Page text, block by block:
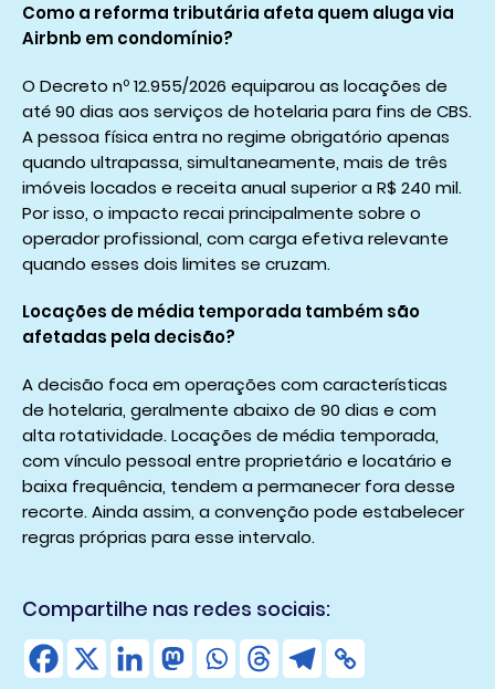
Como a reforma tributária afeta quem aluga via
Airbnb em condomínio?
O Decreto nº 12.955/2026 equiparou as locações de
até 90 dias aos serviços de hotelaria para fins de CBS.
A pessoa física entra no regime obrigatório apenas
quando ultrapassa, simultaneamente, mais de três
imóveis locados e receita anual superior a R$ 240 mil.
Por isso, o impacto recai principalmente sobre o
operador profissional, com carga efetiva relevante
quando esses dois limites se cruzam.
Locações de média temporada também são
afetadas pela decisão?
A decisão foca em operações com características
de hotelaria, geralmente abaixo de 90 dias e com
alta rotatividade. Locações de média temporada,
com vínculo pessoal entre proprietário e locatário e
baixa frequência, tendem a permanecer fora desse
recorte. Ainda assim, a convenção pode estabelecer
regras próprias para esse intervalo.
Compartilhe nas redes sociais: